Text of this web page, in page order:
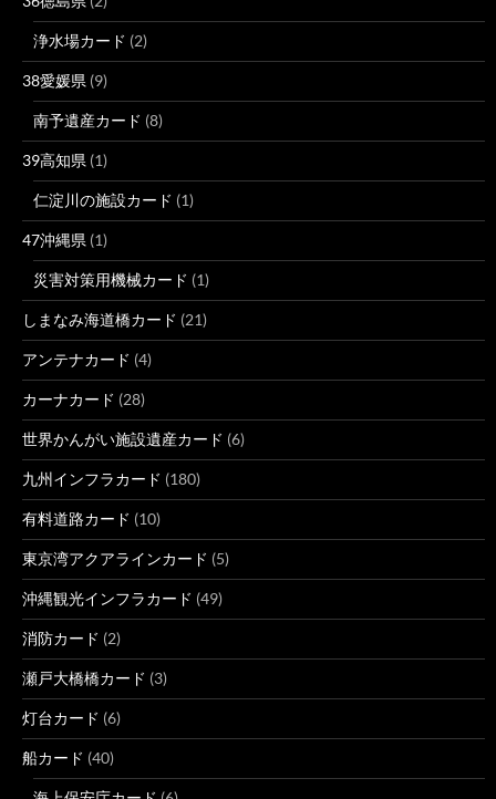
浄水場カード (2)
38愛媛県 (9)
南予遺産カード (8)
39高知県 (1)
仁淀川の施設カード (1)
47沖縄県 (1)
災害対策用機械カード (1)
しまなみ海道橋カード (21)
アンテナカード (4)
カーナカード (28)
世界かんがい施設遺産カード (6)
九州インフラカード (180)
有料道路カード (10)
東京湾アクアラインカード (5)
沖縄観光インフラカード (49)
消防カード (2)
瀬戸大橋橋カード (3)
灯台カード (6)
船カード (40)